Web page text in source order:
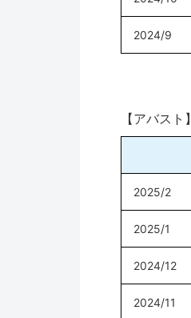
2024/9
【アバスト】
2025/2
2025/1
2024/12
2024/11